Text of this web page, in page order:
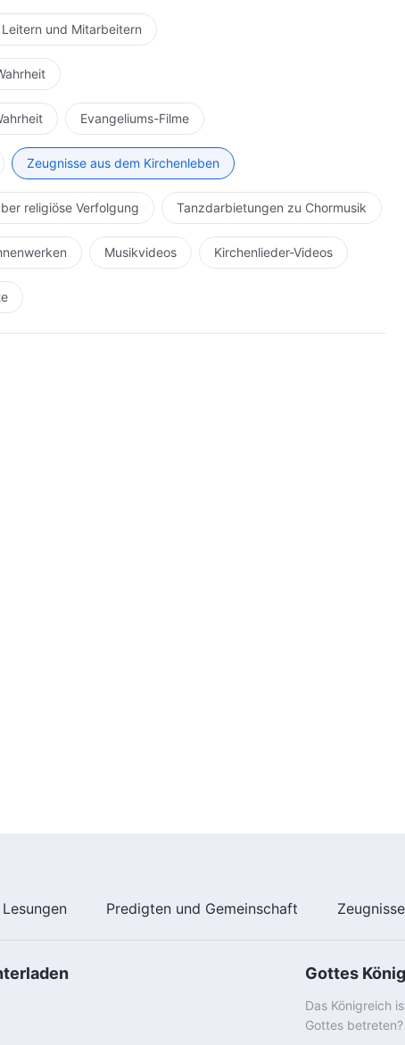
und Mitarbeitern
Evangeliums-Filme
Zeugnisse aus dem Kirchenleben
religiöse Verfolgung Tanzdarbietungen zu Chormusik
Musikvideos Kirchenlieder-Videos
Lesungen Predigten und Gemeinschaft Zeugnisse
Gottes
Das Königreich
Gottes betreten?